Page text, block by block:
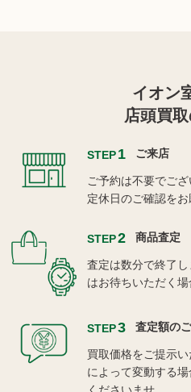
イオン
店頭買
STEP1 ご来店
ご予約は不要でござ
定休日のご確認をお
STEP2 商品査定
査定は数分で終了
はお待ちいただく場
STEP3 査定額の
買取価格をご提示
によって変動する